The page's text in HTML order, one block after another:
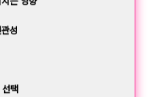
성
택